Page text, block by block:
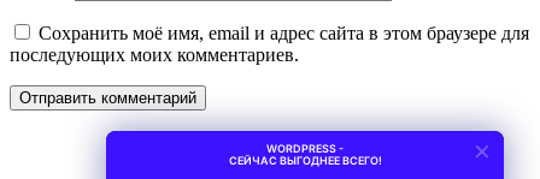
Сохранить моё имя, email и адрес сайта в этом браузере для
последующих моих комментариев.
×
WORDPRESS -
СЕЙЧАС ВЫГОДНЕЕ ВСЕГО!